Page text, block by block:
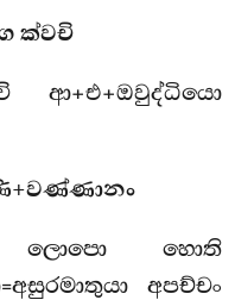
ක්වචි
ආ+එ+ඔවුද්ධියො
ලොපො හොති
අපච්චං